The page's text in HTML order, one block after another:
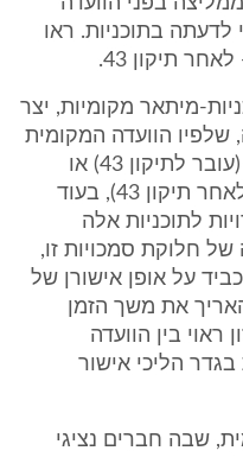
לדעתה בתוכניות. ראו
מיתאר מקומיות, יצר
שלפיו הוועדה המקומית
יוזמת תוכניות-מיתאר מקומיות (עובר לתיקון 43) או
ממליצה על אופן הטיפול בהן (לאחר תיקון 43), בעוד
לתוכניות אלה
חלוקת סמכויות זו,
על אופן אישורן של
את משך הזמן
ראוי בין הוועדה
הליכי אישור
שבה חברים נציגי